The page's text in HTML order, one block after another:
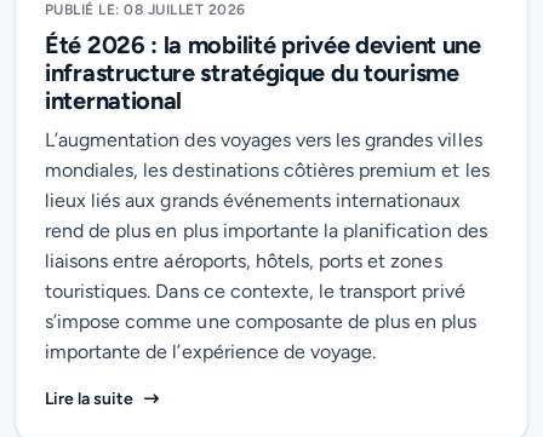
PUBLIÉ LE: 08 JUILLET 2026
Été 2026 : la mobilité privée devient une
infrastructure stratégique du tourisme
international
L’augmentation des voyages vers les grandes villes
mondiales, les destinations côtières premium et les
lieux liés aux grands événements internationaux
rend de plus en plus importante la planification des
liaisons entre aéroports, hôtels, ports et zones
touristiques. Dans ce contexte, le transport privé
s’impose comme une composante de plus en plus
importante de l’expérience de voyage.
Lire la suite Été 2026 : la mobilité privée devient une